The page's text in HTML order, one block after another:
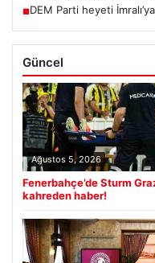
■DEM Parti heyeti
Güncel
Ağustos 5, 2026
Fenerbahçe’de Sturm
kahreden haber!